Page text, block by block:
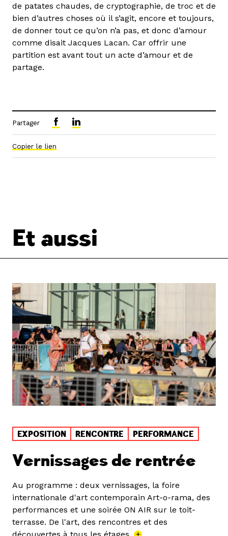
de patates chaudes, de cryptographie, de troc et de
bien d’autres choses où il s’agit, encore et toujours,
de donner tout ce qu’on n’a pas, et donc d’amour
comme disait Jacques Lacan. Car offrir une
partition est avant tout un acte d’amour et de
partage.
Partager
Copier le lien
Et aussi
EXPOSITION RENCONTRE PERFORMANCE
Vernissages de rentrée
Au programme : deux vernissages, la foire
internationale d'art contemporain Art-o-rama, des
performances et une soirée ON AIR sur le toit-
terrasse. De l'art, des rencontres et des